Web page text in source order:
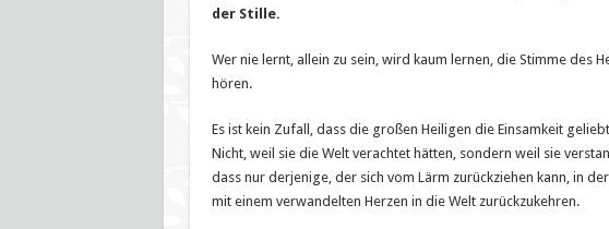
der Stille.
Wer nie lernt, allein zu sein, wird kaum lernen, die Stimme des
hören.
Es ist kein Zufall, dass die großen Heiligen die Einsamkeit
Nicht, weil sie die Welt verachtet hätten, sondern weil sie
dass nur derjenige, der sich vom Lärm zurückziehen kann, in
mit einem verwandelten Herzen in die Welt zurückzukehren.